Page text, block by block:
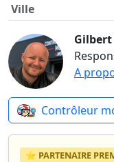
Ville
Gilbert
A
Contrôleur
⭐ PARTENAIRE